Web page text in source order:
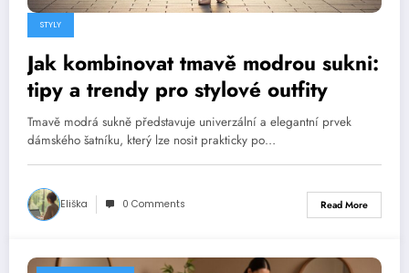
STYLY
Jak kombinovat tmavě modrou sukni:
tipy a trendy pro stylové outfity
Tmavě modrá sukně představuje univerzální a elegantní prvek
dámského šatníku, který lze nosit prakticky po…
Eliška 0 Comments Read More